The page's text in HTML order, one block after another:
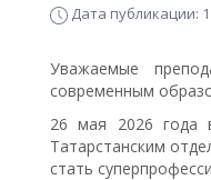
Дата публикации:
Уважаемые
современным
26 мая 2026 года
Татарстанским
стать